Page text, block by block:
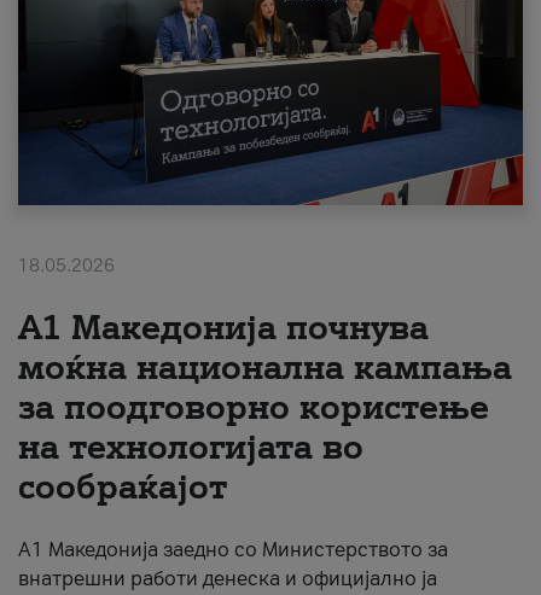
Деловни
Поддршка
Надополни кредит
#ПодобарОнлајн
18.05.2026
A1 Македонија почнува
моќна национална кампања
за поодговорно користење
на технологијата во
сообраќајот
A1 Македонија заедно со Министерството за
внатрешни работи денеска и официјално ја